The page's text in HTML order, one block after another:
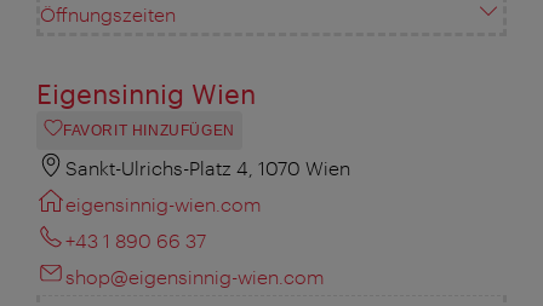
Öffnungszeiten
Eigensinnig Wien
FAVORIT HINZUFÜGEN
Sankt-Ulrichs-Platz 4, 1070 Wien
eigensinnig-wien.com
+43 1 890 66 37
shop@eigensinnig-wien.com